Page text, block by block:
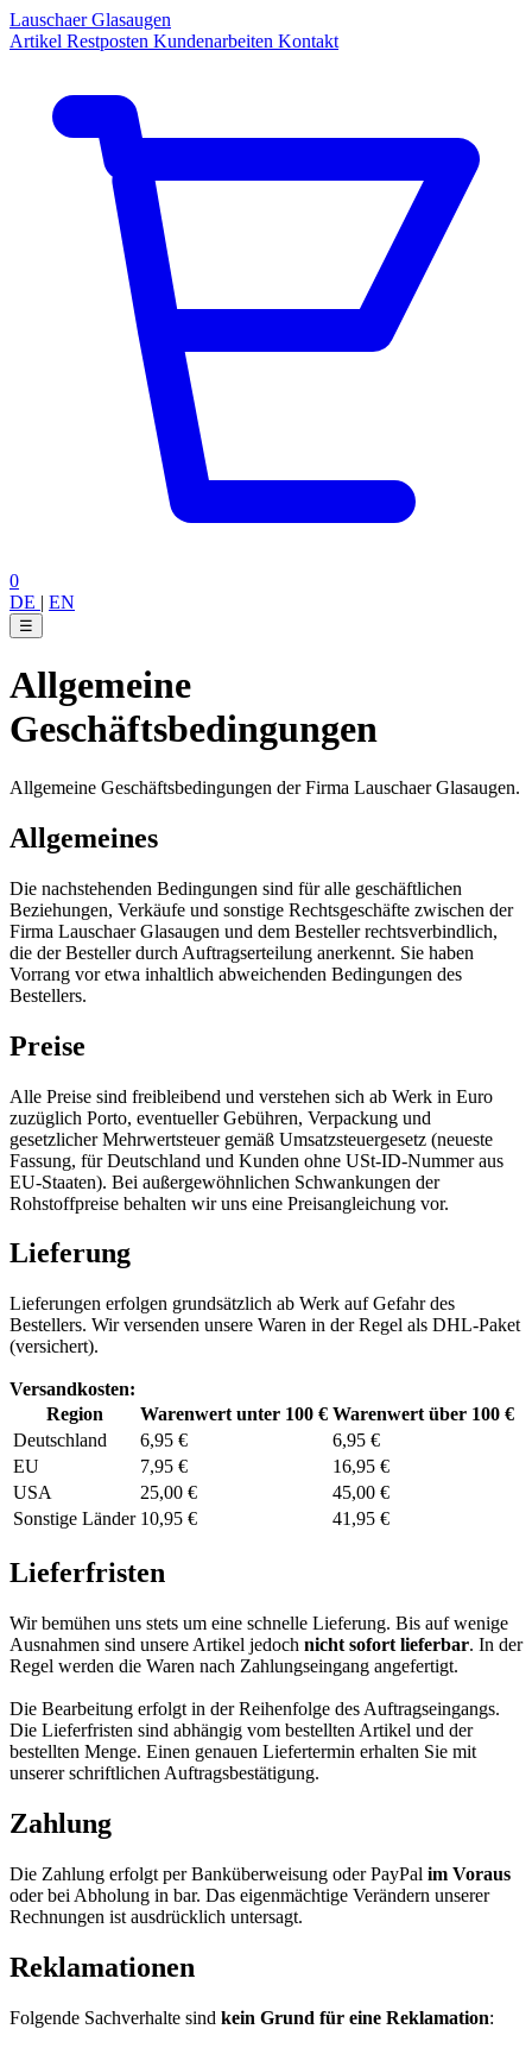
Lauschaer Glasaugen
Artikel Restposten Kundenarbeiten Kontakt
0
DE | EN
☰
Allgemeine
Geschäftsbedingungen
Allgemeine Geschäftsbedingungen der Firma Lauschaer Glasaugen.
Allgemeines
Die nachstehenden Bedingungen sind für alle geschäftlichen
Beziehungen, Verkäufe und sonstige Rechtsgeschäfte zwischen der
Firma Lauschaer Glasaugen und dem Besteller rechtsverbindlich,
die der Besteller durch Auftragserteilung anerkennt. Sie haben
Vorrang vor etwa inhaltlich abweichenden Bedingungen des
Bestellers.
Preise
Alle Preise sind freibleibend und verstehen sich ab Werk in Euro
zuzüglich Porto, eventueller Gebühren, Verpackung und
gesetzlicher Mehrwertsteuer gemäß Umsatzsteuergesetz (neueste
Fassung, für Deutschland und Kunden ohne USt-ID-Nummer aus
EU-Staaten). Bei außergewöhnlichen Schwankungen der
Rohstoffpreise behalten wir uns eine Preisangleichung vor.
Lieferung
Lieferungen erfolgen grundsätzlich ab Werk auf Gefahr des
Bestellers. Wir versenden unsere Waren in der Regel als DHL-Paket
(versichert).
Versandkosten:
Region
Warenwert unter 100 € Warenwert über 100 €
Deutschland
6,95 €
6,95 €
EU
7,95 €
16,95 €
USA
25,00 €
45,00 €
Sonstige Länder 10,95 € 41,95 €
Lieferfristen
Wir bemühen uns stets um eine schnelle Lieferung. Bis auf wenige
Ausnahmen sind unsere Artikel jedoch nicht sofort lieferbar. In der
Regel werden die Waren nach Zahlungseingang angefertigt.
Die Bearbeitung erfolgt in der Reihenfolge des Auftragseingangs.
Die Lieferfristen sind abhängig vom bestellten Artikel und der
bestellten Menge. Einen genauen Liefertermin erhalten Sie mit
unserer schriftlichen Auftragsbestätigung.
Zahlung
Die Zahlung erfolgt per Banküberweisung oder PayPal im Voraus
oder bei Abholung in bar. Das eigenmächtige Verändern unserer
Rechnungen ist ausdrücklich untersagt.
Reklamationen
Folgende Sachverhalte sind kein Grund für eine Reklamation: